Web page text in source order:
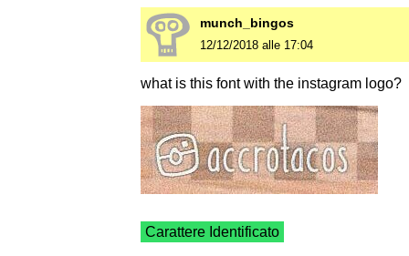
munch_bingos
12/12/2018 alle 17:04
what is this font with the instagram logo?
Carattere Identificato